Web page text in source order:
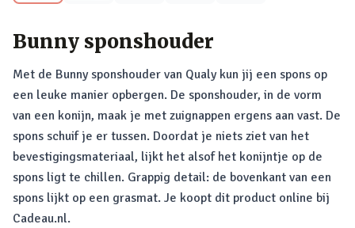
Bunny sponshouder
Met de Bunny sponshouder van Qualy kun jij een spons op
een leuke manier opbergen. De sponshouder, in de vorm
van een konijn, maak je met zuignappen ergens aan vast. De
spons schuif je er tussen. Doordat je niets ziet van het
bevestigingsmateriaal, lijkt het alsof het konijntje op de
spons ligt te chillen. Grappig detail: de bovenkant van een
spons lijkt op een grasmat. Je koopt dit product online bij
Cadeau.nl.